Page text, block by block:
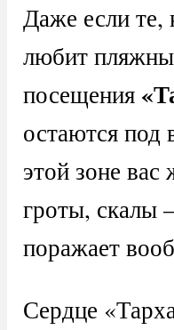
Даже если те,
любит
посещения
остаются под
этой зоне
гроты, скалы
поражает
Сердце